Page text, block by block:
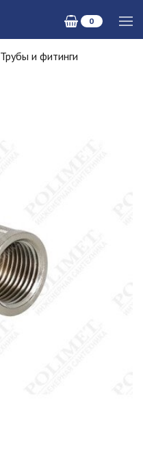
0
Трубы и фитинги